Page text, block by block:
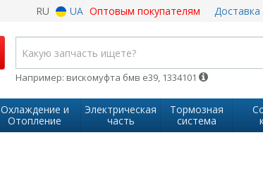
RU UA Оптовым покупателям Доставка
Например: вискомуфта бмв е39, 1334101
Охлаждение и
Отопление
Электрическая
часть
Тормозная
система